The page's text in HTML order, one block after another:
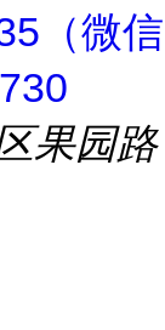
（微信
果园路